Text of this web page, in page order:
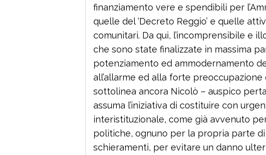
finanziamento vere e spendibili per
quelle del ‘Decreto Reggio’ e quelle
comunitari. Da qui, l’incomprensibile e
che sono state finalizzate in massima
potenziamento ed ammodernamento
all’allarme ed alla forte
sottolinea ancora Nicolò – auspico
assuma l’iniziativa di costituire con
interistituzionale, come già avvenuto
politiche, ognuno per la propria parte
schieramenti, per evitare un danno